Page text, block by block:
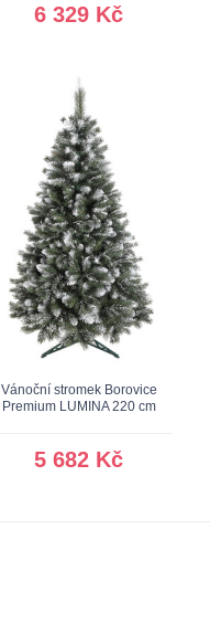
6 329 Kč
Vánoční stromek Borovice
Premium LUMINA 220 cm
5 682 Kč